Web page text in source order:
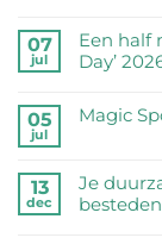
reacties
op
zetten
de
07
jul
Een half
Day’
reacties
half
miljoen
05
jul
Magic
op
Magic
13
dec
Je
besteden